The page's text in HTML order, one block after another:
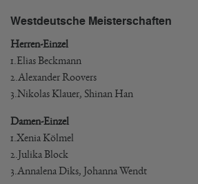
Westdeutsche Meisterschaften
Herren-Einzel
1.Elias Beckmann
2.Alexander Roovers
3.Nikolas Klauer, Shinan Han
Damen-Einzel
1.Xenia Kölmel
2.Julika Block
3.Annalena Diks, Johanna Wendt